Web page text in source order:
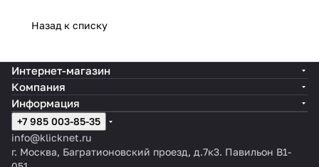
Назад к списку
Интернет-магазин
Компания
Информация
+7 985 003-85-35
info@klicknet.ru
г. Москва, Багратионовский проезд, д.7к3. Павильон B1-